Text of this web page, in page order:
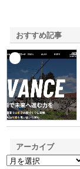
おすすめ記事
アーカイブ